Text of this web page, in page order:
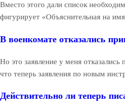
Вместо этого дали список
фигурирует «Объяснительная на
В военкомате отказались
Но это заявление у меня отказались
что теперь заявления по новым
Действительно ли теперь